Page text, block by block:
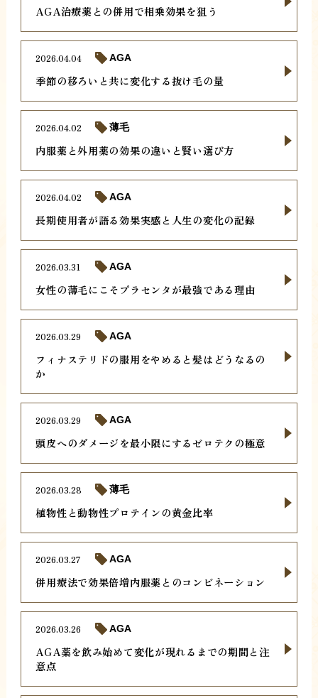
AGA治療薬との併用で相乗効果を狙う
季節の移ろいと共に変化する抜け毛の量
2026.04.04 AGA
内服薬と外用薬の効果の違いと賢い選び方
2026.04.02 薄毛
長期使用者が語る効果実感と人生の変化の記録
2026.04.02 AGA
女性の薄毛にこそプラセンタが最強である理由
2026.03.31 AGA
フィナステリドの服用をやめると髪はどうなるの
か
2026.03.29 AGA
頭皮へのダメージを最小限にするゼロテクの極意
2026.03.29 AGA
植物性と動物性プロテインの黄金比率
2026.03.28 薄毛
併用療法で効果倍増内服薬とのコンビネーション
2026.03.27 AGA
AGA薬を飲み始めて変化が現れるまでの期間と注
意点
2026.03.26 AGA